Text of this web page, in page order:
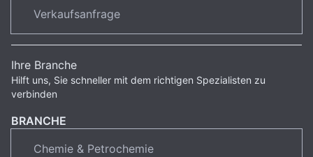
Ihre Branche
Hilft uns, Sie schneller mit dem richtigen Spezialisten zu
verbinden
BRANCHE